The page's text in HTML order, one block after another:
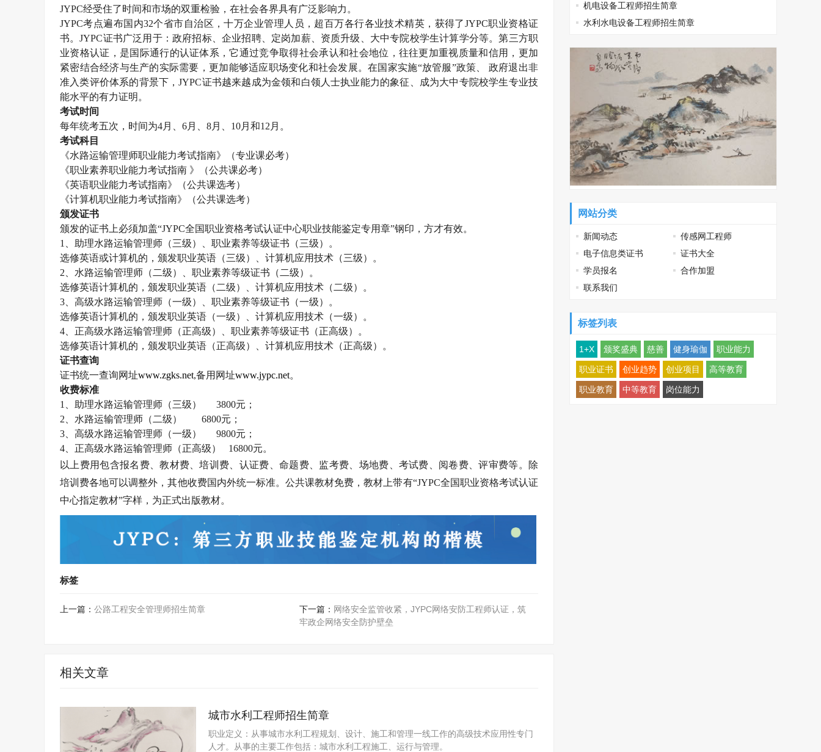
JYPC经受住了时间和市场的双重检验，在社会各界具有广泛影响力。
JYPC考点遍布国内32个省市自治区，十万企业管理人员，超百万各行各业技术精英，获得了JYPC职业资格证
书。JYPC证书广泛用于：政府招标、企业招聘、定岗加薪、资质升级、大中专院校学生计算学分等。第三方职
业资格认证，是国际通行的认证体系，它通过竞争取得社会承认和社会地位，往往更加重视质量和信用，更加
紧密结合经济与生产的实际需要，更加能够适应职场变化和社会发展。在国家实施“放管服”政策、 政府退出非
准入类评价体系的背景下，JYPC证书越来越成为金领和白领人士执业能力的象征、成为大中专院校学生专业技
能水平的有力证明。
考试时间
每年统考五次，时间为4月、 6月、 8月、 10月和12 月。
考试科目
《水路运输管理师职业能力考试指南》（专业课必考）
《职业素养职业能力考试指南 》（公共课必考）
《英语职业能力考试指南》（公共课选考）
《计算机职业能力考试指南》（公共课选考）
颁发证书
颁发的证书上必须加盖“JYPC全国职业资格考试认证中心职业技能鉴定专用章”钢印，方才有效。
1
、助理水路运输管理师（三级）、职业素养等级证书（三级）。
选修英语或计算机的，颁发职业英语（三级）、计算机应用技术（三级）。
2 、水路运输管理师（二级）、职业素养等级证书（二级）。
选修英语计算机的，颁发职业英语（二级）、计算机应用技术（二级）。
3 、高级水路运输管理师（一级）、职业素养等级证书（一级）。
选修英语计算机的，颁发职业英语（一级）、计算机应用技术（一级）。
4 、正高级水路运输管理师（正高级）、职业素养等级证书（正高级）。
选修英语计算机的，颁发职业英语（正高级）、计算机应用技术（正高级）。
证书查询
证书统一查询网址www.zgks.net,备用网址www.jypc.net。
收费标准
1
、助理水路运输管理师（三级） 3800元；
2 、水路运输管理师（二级） 6800元；
3 、高级水路运输管理师（一级） 9800元；
4 、正高级水路运输管理师（正高级） 16800元。
以上费用包含报名费、教材费、培训费、认证费、命题费、监考费、场地费、考试费、阅卷费、评审费等。除
培训费各地可以调整外，其他收费国内外统一标准。公共课教材免费，教材上带有“JYPC全国职业资格考试认证
中心指定教材”字样，为正式出版教材。
标签
上一篇： 公路工程安全管理师招生简章 下一篇： 网络安全监管收紧，JYPC网络安防工程师认证，筑
牢政企网络安全防护壁垒
相关文章
城市水利工程师招生简章
职业定义：从事城市水利工程规划、设计、施工和管理一线工作的高级技术应用性专门
人才。从事的主要工作包括：城市水利工程施工、运行与管理。
机电设备工程师招生简章
水利水电设备工程师招生简章
网站分类
新闻动态
传感网工程师
电子信息类证书
证书大全
学员报名
合作加盟
联系我们
标签列表
1+X 颁奖盛典 慈善 健身瑜伽 职业能力
职业证书 创业趋势 创业项目 高等教育
职业教育 中等教育 岗位能力